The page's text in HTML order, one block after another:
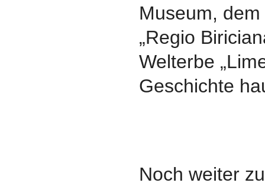
Museum,
„Regio
Welterbe
Geschichte
Noch weiter